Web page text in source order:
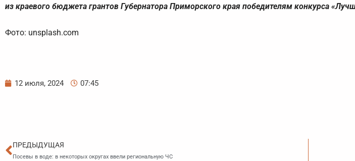
из краевого бюджета грантов Губернатора Приморского края победителям конкурса
Фото: unsplash.com
12 июля, 2024 07:45
Пред
ПРЕДЫДУЩАЯ
Посевы в воде: в некоторых округах ввели региональную ЧС